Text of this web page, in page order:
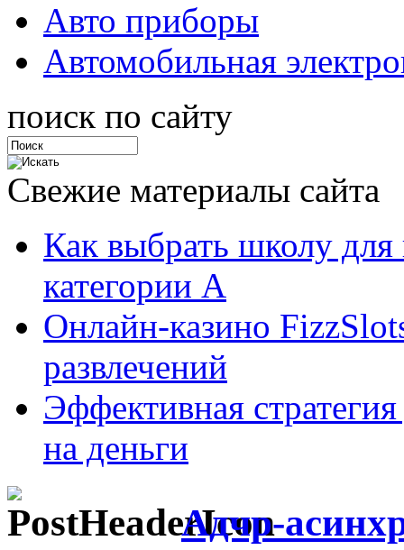
Авто приборы
Автомобильная
поиск по сайту
Свежие материалы сайта
Как выбрать школу для
категории А
Онлайн-казино
развлечений
Эффективная
на деньги
Адчр-